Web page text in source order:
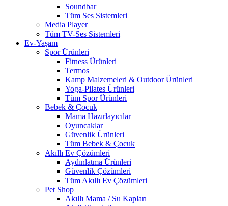
Soundbar
Tüm Ses Sistemleri
Media Player
Tüm TV-Ses Sistemleri
Ev-Yaşam
Spor Ürünleri
Fitness Ürünleri
Termos
Kamp Malzemeleri & Outdoor Ürünleri
Yoga-Pilates Ürünleri
Tüm Spor Ürünleri
Bebek & Çocuk
Mama Hazırlayıcılar
Oyuncaklar
Güvenlik Ürünleri
Tüm Bebek & Çocuk
Akıllı Ev Çözümleri
Aydınlatma Ürünleri
Güvenlik Çözümleri
Tüm Akıllı Ev Çözümleri
Pet Shop
Akıllı Mama / Su Kapları